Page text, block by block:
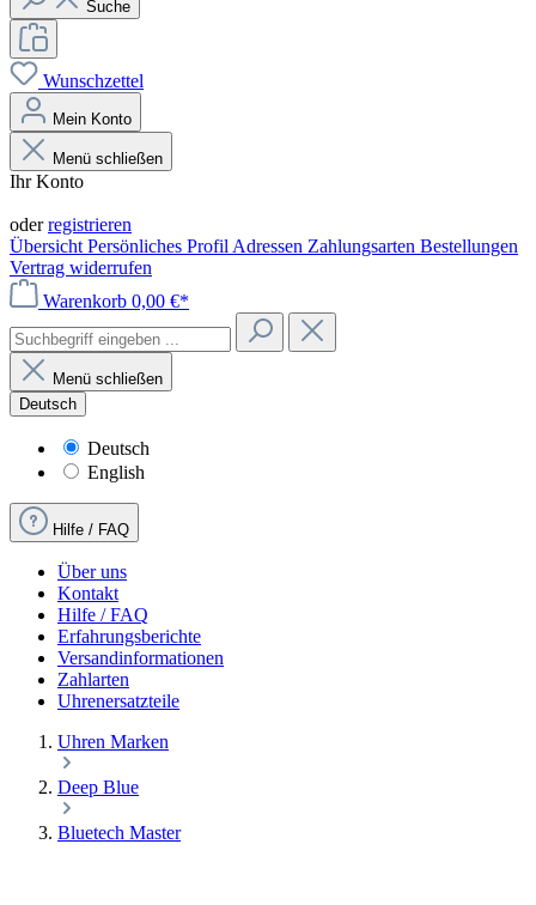
Suche
Wunschzettel
Mein Konto
Menü schließen
Ihr Konto
oderregistrieren
Übersicht Persönliches Profil Adressen Zahlungsarten Bestellungen
Vertrag widerrufen
Warenkorb 0,00 €*
Menü schließen
Deutsch
Deutsch
English
Hilfe / FAQ
Über uns
Kontakt
Hilfe / FAQ
Erfahrungsberichte
Versandinformationen
Zahlarten
Uhrenersatzteile
Uhren Marken
Deep Blue
Bluetech Master